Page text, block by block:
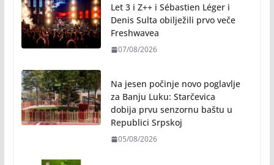
Let 3 i Z++ i Sébastien Léger i
Denis Sulta obilježili prvo veče
Freshwavea
07/08/2026
Na jesen počinje novo poglavlje
za Banju Luku: Starčevica
dobija prvu senzornu baštu u
Republici Srpskoj
05/08/2026